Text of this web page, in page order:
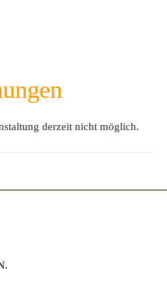
derzeit nicht möglich.